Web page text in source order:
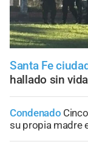
Santa Fe
hallado sin
Condenado
su propia madre